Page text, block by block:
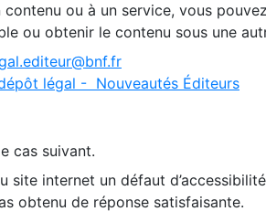
contenu ou à un service, vous
ou obtenir le contenu sous une
légal - Nouveautés Éditeurs
cas suivant.
site internet un défaut
obtenu de réponse satisfaisante.